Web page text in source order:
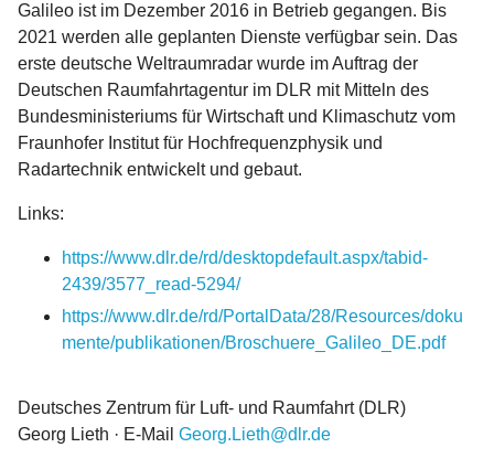
Galileo ist im Dezember 2016 in Betrieb gegangen. Bis
2021 werden alle geplanten Dienste verfügbar sein. Das
erste deutsche Weltraumradar wurde im Auftrag der
Deutschen Raumfahrtagentur im DLR mit Mitteln des
Bundesministeriums für Wirtschaft und Klimaschutz vom
Fraunhofer Institut für Hochfrequenzphysik und
Radartechnik entwickelt und gebaut.
Links:
https://www.dlr.de/rd/desktopdefault.aspx/tabid-
2439/3577_read-5294/
https://www.dlr.de/rd/PortalData/28/Resources/doku
mente/publikationen/Broschuere_Galileo_DE.pdf
Deutsches Zentrum für Luft- und Raumfahrt (DLR)
Georg Lieth · E-Mail Georg.Lieth@dlr.de